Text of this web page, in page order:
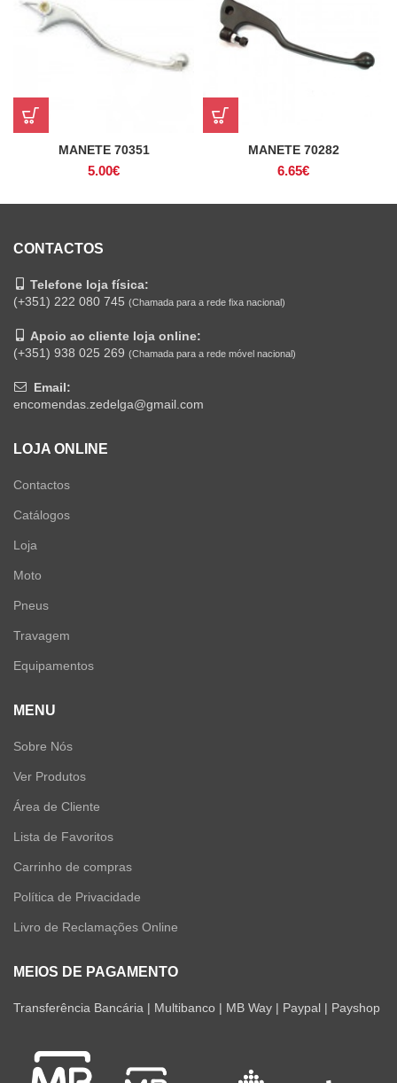
MANETE 70351
5.00€
MANETE 70282
6.65€
CONTACTOS
Telefone loja física:
(+351) 222 080 745 (Chamada para a rede fixa nacional)
Apoio ao cliente loja online:
(+351) 938 025 269 (Chamada para a rede móvel nacional)
Email:
encomendas.zedelga@gmail.com
LOJA ONLINE
Contactos
Catálogos
Loja
Moto
Pneus
Travagem
Equipamentos
MENU
Sobre Nós
Ver Produtos
Área de Cliente
Lista de Favoritos
Carrinho de compras
Política de Privacidade
Livro de Reclamações Online
MEIOS DE PAGAMENTO
Transferência Bancária | Multibanco | MB Way | Paypal | Payshop